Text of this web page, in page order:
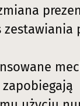
zestawiania